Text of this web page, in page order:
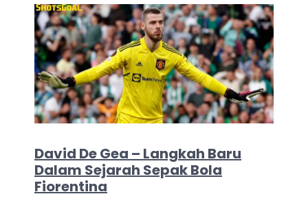
David De Gea – Langkah Baru
Dalam Sejarah Sepak Bola
Fiorentina